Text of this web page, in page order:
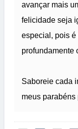
avançar mais
felicidade seja
especial, pois
profundamente
Saboreie cada
meus